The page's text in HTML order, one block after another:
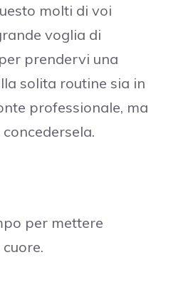
molti di voi
voglia di
prendervi una
solita routine sia in
professionale, ma
per mettere